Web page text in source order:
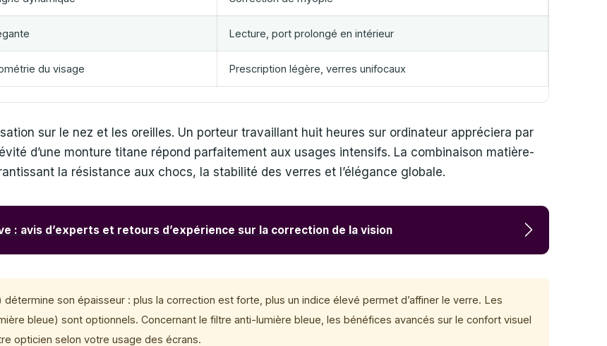
Lecture, port prolongé en intérieur
du visage Prescription légère, verres unifocaux
sur le nez et les oreilles. Un porteur travaillant huit heures sur ordinateur appréciera par
d’une monture titane répond parfaitement aux usages intensifs. La combinaison matière-
la résistance aux chocs, la stabilité des verres et l’élégance globale.
: avis d’experts et retours d’expérience sur la correction de la vision
détermine son épaisseur : plus la correction est forte, plus un indice élevé permet d’affiner le verre. Les
bleue) sont optionnels. Concernant le filtre anti-lumière bleue, les bénéfices avancés sur le confort visuel
opticien selon votre usage des écrans.